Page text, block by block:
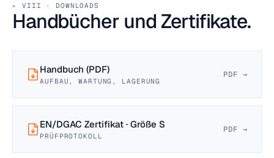
VIII · DOWNLOADS
Handbücher und Zertifikate.
Handbuch (PDF)
AUFBAU, WARTUNG, LAGERUNG
PDF →
EN/DGAC Zertifikat · Größe S
PRÜFPROTOKOLL
PDF →